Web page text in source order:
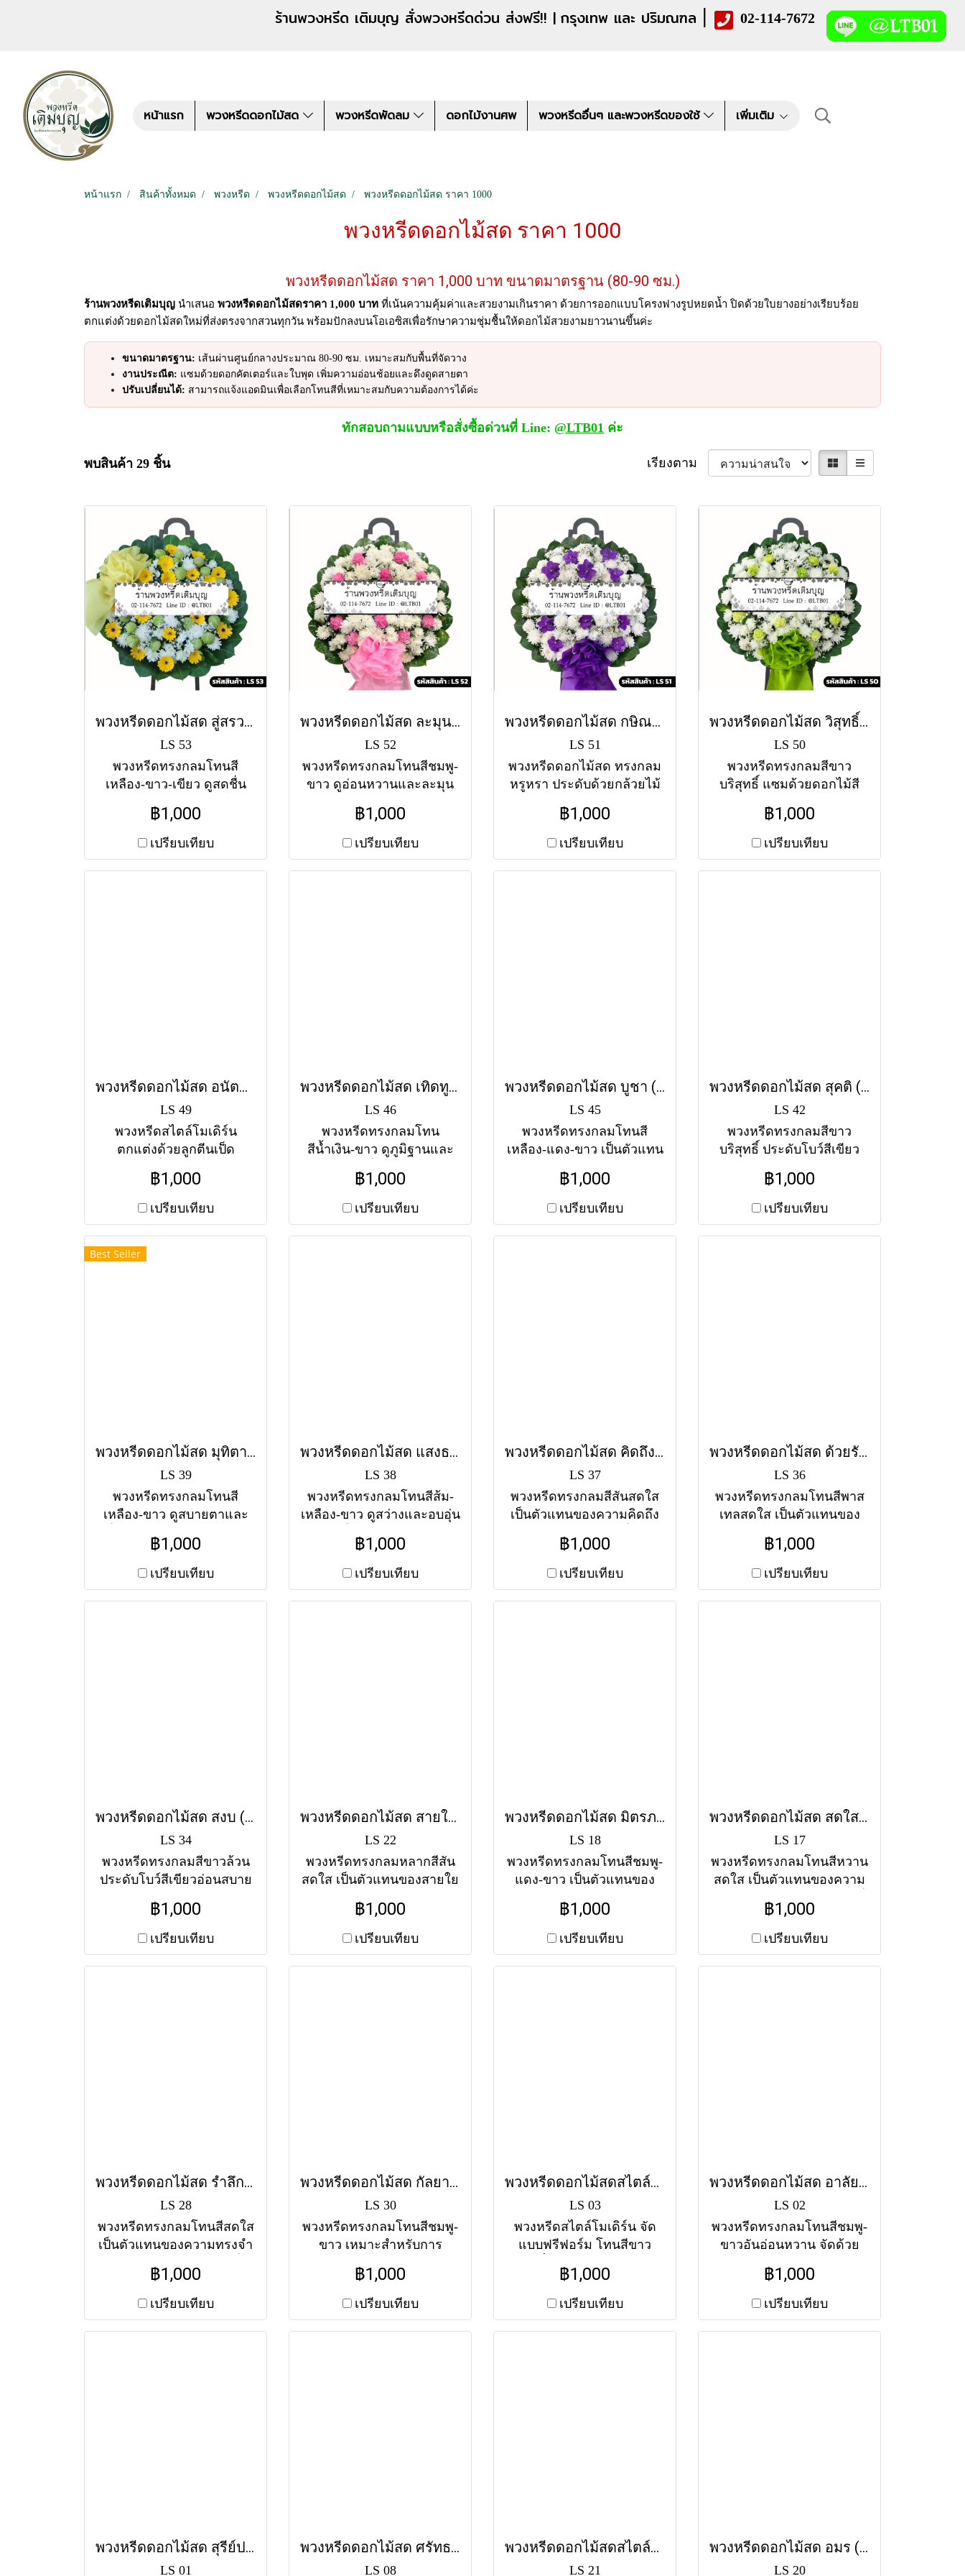
ร้านพวงหรีด เติมบุญ สั่งพวงหรีดด่วน ส่งฟรี!! | กรุงเทพ และ ปริมณฑล | 02-114-7672
หน้าแรก พวงหรีดดอกไม้สด พวงหรีดพัดลม ดอกไม้งานศพ พวงหรีดอื่นๆ และพวงหรีดของใช้ เพิ่มเติม
หน้าแรก สินค้าทั้งหมด พวงหรีด พวงหรีดดอกไม้สด พวงหรีดดอกไม้สด ราคา 1000
พวงหรีดดอกไม้สด ราคา 1000
พวงหรีดดอกไม้สด ราคา 1,000 บาท ขนาดมาตรฐาน (80-90 ซม.)
ร้านพวงหรีดเติมบุญ นำเสนอ พวงหรีดดอกไม้สดราคา 1,000 บาท ที่เน้นความคุ้มค่าและสวยงามเกินราคา ด้วยการออกแบบโครงฟางรูปหยดน้ำ ปิดด้วยใบยางอย่างเรียบร้อย
ตกแต่งด้วยดอกไม้สดใหม่ที่ส่งตรงจากสวนทุกวัน พร้อมปักลงบนโอเอซิสเพื่อรักษาความชุ่มชื้นให้ดอกไม้สวยงามยาวนานขึ้นค่ะ
ขนาดมาตรฐาน: เส้นผ่านศูนย์กลางประมาณ 80-90 ซม. เหมาะสมกับพื้นที่จัดวาง
งานประณีต: แซมด้วยดอกคัตเตอร์และใบพุด เพิ่มความอ่อนช้อยและดึงดูดสายตา
ปรับเปลี่ยนได้: สามารถแจ้งแอดมินเพื่อเลือกโทนสีที่เหมาะสมกับความต้องการได้ค่ะ
ทักสอบถามแบบหรือสั่งซื้อด่วนที่ Line: @LTB01 ค่ะ
พบสินค้า 29 ชิ้น เรียงตาม
พวงหรีดดอกไม้สด สู่สรวง (LS53) โทนสีเหลือง-ขาว-เขียว
LS 53
พวงหรีดทรงกลมโทนสี
เหลือง-ขาว-เขียว ดูสดชื่น
และเป็นธรรมชาติ เป็นคำ
อวยพรให้เดินทางสู่สรวง
สวรรค์ ส่งฟรีทุกวัดใน
กรุงเทพฯ
฿1,000
เปรียบเทียบ
พวงหรีดดอกไม้สด ละมุน (LS52) โทนสีชมพู-ขาว
LS 52
พวงหรีดทรงกลมโทนสีชมพู-
ขาว ดูอ่อนหวานและละมุน
ละไม เป็นตัวแทนของความ
รักและความอาลัยอย่างอ่อน
โยน ส่งฟรีทุกวัดในกรุงเทพฯ
฿1,000
เปรียบเทียบ
พวงหรีดดอกไม้สด กษิณาลัย (LS51) โทนสีม่วง-ขาว
LS 51
พวงหรีดดอกไม้สด ทรงกลม
หรูหรา ประดับด้วยกล้วยไม้
แวนด้าสีม่วงสด แสดงความ
อาลัยอย่างสมเกียรติและ
สูงส่งที่สุด ส่งฟรีทุกวัดใน
กรุงเทพฯ
฿1,000
เปรียบเทียบ
พวงหรีดดอกไม้สด วิสุทธิ์ (LS50) โทนสีขาว-เขียว
LS 50
พวงหรีดทรงกลมสีขาว
บริสุทธิ์ แซมด้วยดอกไม้สี
เขียวอ่อนดูสบายตา เป็น
ตัวแทนของจิตใจอันบริสุทธิ์
ส่งฟรีทุกวัดในกรุงเทพฯ
฿1,000
เปรียบเทียบ
พวงหรีดดอกไม้สด อนัตตา (LS49) โทนสีขาว-ม่วง
LS 49
พวงหรีดสไตล์โมเดิร์น
ตกแต่งด้วยลูกตีนเป็ด
ธรรมชาติ สื่อถึงสัจธรรมของ
ชีวิตและความอาลัยอย่าง
สงบ ส่งฟรีทุกวัดในกรุงเทพฯ
฿1,000
เปรียบเทียบ
พวงหรีดดอกไม้สด เทิดทูน (LS46) โทนสีน้ำเงิน-ขาว
LS 46
พวงหรีดทรงกลมโทน
สีน้ำเงิน-ขาว ดูภูมิฐานและ
สง่างาม เพื่อแสดงความ
เคารพรักและเทิดทูนแด่ผู้ล่วง
ลับ ส่งฟรีทุกวัดในกรุงเทพฯ
฿1,000
เปรียบเทียบ
พวงหรีดดอกไม้สด บูชา (LS45) โทนสีเหลือง-แดง
LS 45
พวงหรีดทรงกลมโทนสี
เหลือง-แดง-ขาว เป็นตัวแทน
ของการบูชาคุณงามความดี
และแสดงความเคารพ
ยกย่อง ส่งฟรีทุกวัดใน
กรุงเทพฯ
฿1,000
เปรียบเทียบ
พวงหรีดดอกไม้สด สุคติ (LS42) โทนสีขาว-เขียว
LS 42
พวงหรีดทรงกลมสีขาว
บริสุทธิ์ ประดับโบว์สีเขียว
เข้ม เป็นตัวแทนของคำ
อวยพรให้ผู้ล่วงลับเดินทางสู่
สุคติภพ ส่งฟรีทุกวัดใน
กรุงเทพฯ
฿1,000
เปรียบเทียบ
Best Seller
พวงหรีดดอกไม้สด มุทิตา (LS39) โทนสีเหลือง-ขาว
LS 39
พวงหรีดทรงกลมโทนสี
เหลือง-ขาว ดูสบายตาและ
เปี่ยมด้วยความรู้สึกดีๆ เป็น
ตัวแทนของมิตรภาพและ
ความปรารถนาดี ส่งฟรีทุกวัด
ในกรุงเทพฯ
฿1,000
เปรียบเทียบ
พวงหรีดดอกไม้สด แสงธรรม (LS38) โทนสีส้ม-เหลือง
LS 38
พวงหรีดทรงกลมโทนสีส้ม-
เหลือง-ขาว ดูสว่างและอบอุ่น
เปรียบดั่งแสงธรรมนำทางผู้
ล่วงลับสู่สุคติภพ ส่งฟรีทุกวัด
ในกรุงเทพฯ
฿1,000
เปรียบเทียบ
พวงหรีดดอกไม้สด คิดถึงเสมอ (LS37) โทนสีสดใส
LS 37
พวงหรีดทรงกลมสีสันสดใส
เป็นตัวแทนของความคิดถึง
และความทรงจำดีๆ ที่จะอยู่
ในใจเสมอ ส่งฟรีทุกวัดใน
กรุงเทพฯ
฿1,000
เปรียบเทียบ
พวงหรีดดอกไม้สด ด้วยรักและผูกพัน (LS36) โทนสีสดใส
LS 36
พวงหรีดทรงกลมโทนสีพาส
เทลสดใส เป็นตัวแทนของ
ความรัก ความผูกพัน และ
ความทรงจำอันแสนอบอุ่น
ส่งฟรีทุกวัดในกรุงเทพฯ
฿1,000
เปรียบเทียบ
พวงหรีดดอกไม้สด สงบ (LS34) โทนสีขาว-เขียว
LS 34
พวงหรีดทรงกลมสีขาวล้วน
ประดับโบว์สีเขียวอ่อนสบาย
ตา เป็นตัวแทนของความสงบ
สุขและความอาลัยอย่าง
จริงใจ ส่งฟรีทุกวัดใน
กรุงเทพฯ
฿1,000
เปรียบเทียบ
พวงหรีดดอกไม้สด สายใย (LS22) โทนสีชมพู-แดง-ขาว
LS 22
พวงหรีดทรงกลมหลากสีสัน
สดใส เป็นตัวแทนของสายใย
ความผูกพัน ความรัก และ
ความเคารพที่มีให้กันเสมอ
มา ส่งฟรีทุกวัดในกรุงเทพฯ
฿1,000
เปรียบเทียบ
พวงหรีดดอกไม้สด มิตรภาพ (LS18) โทนสีชมพู-แดง-ขาว
LS 18
พวงหรีดทรงกลมโทนสีชมพู-
แดง-ขาว เป็นตัวแทนของ
ความรัก ความผูกพัน และ
มิตรภาพอันแน่นแฟ้น ส่งฟรี
ทุกวัดในกรุงเทพฯ
฿1,000
เปรียบเทียบ
พวงหรีดดอกไม้สด สดใส (LS17) โทนสีพาสเทล
LS 17
พวงหรีดทรงกลมโทนสีหวาน
สดใส เป็นตัวแทนของความ
ทรงจำดีๆ และความสดใสที่
จะคงอยู่ตลอดไป ส่งฟรีทุกวัด
ในกรุงเทพฯ
฿1,000
เปรียบเทียบ
พวงหรีดดอกไม้สด รำลึกถึง (LS28) โทนสีสดใส
LS 28
พวงหรีดทรงกลมโทนสีสดใส
เป็นตัวแทนของความทรงจำ
อันดีงามและหลากหลายเรื่อง
ราวที่น่าจดจำของผู้ล่วงลับ
ส่งฟรีทุกวัดในกรุงเทพฯ
฿1,000
เปรียบเทียบ
พวงหรีดดอกไม้สด กัลยาณมิตร (LS30) โทนสีชมพู-ขาว
LS 30
พวงหรีดทรงกลมโทนสีชมพู-
ขาว เหมาะสำหรับการ
ไว้อาลัยแด่มิตรสหายหรือ
เพื่อนร่วมงาน ส่งฟรีทุกวัดใน
กรุงเทพฯ
฿1,000
เปรียบเทียบ
พวงหรีดดอกไม้สดสไตล์โมเดิร์น น้อมรำลึก (LS03) โทนสีขาว-เขียว
LS 03
พวงหรีดสไตล์โมเดิร์น จัด
แบบฟรีฟอร์ม โทนสีขาว
บริสุทธิ์ เน้นใบไม้สีเขียวเข้มมี
เอกลักษณ์ แสดงความอาลัย
อย่างเรียบง่ายแต่ดูดี ส่งฟรี
ทุกวัดในกรุงเทพฯ
฿1,000
เปรียบเทียบ
พวงหรีดดอกไม้สด อาลัยรัก (LS02) โทนสีชมพู-ขาว
LS 02
พวงหรีดทรงกลมโทนสีชมพู-
ขาวอันอ่อนหวาน จัดด้วย
ดอกเยอบีร่าสีชมพูและ
เบญจมาศสีขาว เป็นตัวแทน
ของความรัก ความอาลัย
และความคิดถึงอย่างสุดซึ้ง
฿1,000
เปรียบเทียบ
พวงหรีดดอกไม้สด สุรีย์ประภา (LS01) โทนสีส้ม-ขาว
LS 01
พวงหรีดดอกไม้สด ศรัทธา (LS08) โทนสีขาวล้วน
LS 08
พวงหรีดดอกไม้สดสไตล์โมเดิร์น นิรันดร์ (LS21) โทนสีขาว-เขียวอ่อน
LS 21
พวงหรีดดอกไม้สด อมร (LS20) โทนสีน้ำเงิน-ขาว
LS 20